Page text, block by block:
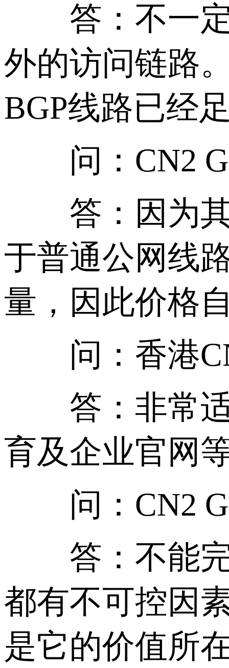
答：不一定
外的访问链路
BGP线路已经
问：CN2
答：因为其
于普通公网线
量，因此价格
问：香港
答：非常适
育及企业官网
问：CN2
答：不能完
都有不可控因
是它的价值所